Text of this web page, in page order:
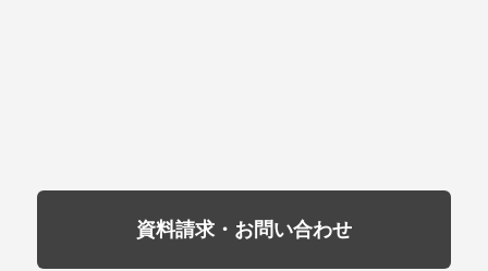
資料請求・お問い合わせ